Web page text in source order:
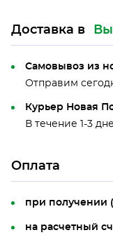
Доставка в
Самовывоз из
Отправим
Курьер Новая
В течение 1-3
Оплата
при получении
на расчетный